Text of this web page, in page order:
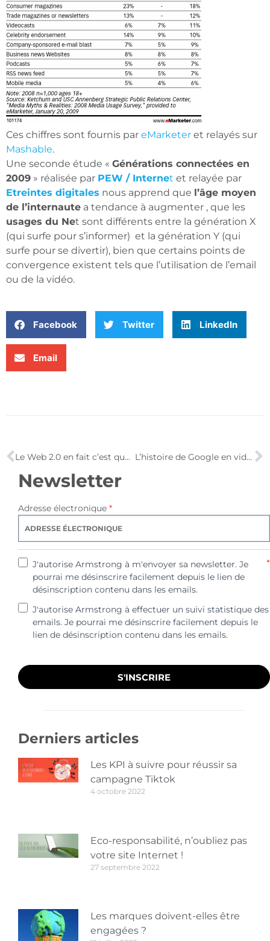
Ces chiffres sont fournis par eMarketer et relayés sur
Mashable.
Une seconde étude « Générations connectées en
2009 » réalisée par PEW / Internet et relayée par
Etreintes digitales nous apprend que l’âge moyen
de l’internaute a tendance à augmenter , que les
usages du Net sont différents entre la génération X
(qui surfe pour s’informer) et la génération Y (qui
surfe pour se divertir), bien que certains points de
convergence existent tels que l’utilisation de l’email
ou de la vidéo.
Facebook Twitter LinkedIn
Email
Le Web 2.0 en fait c’est que du pipo ! L’histoire de Google en vidéo
Newsletter
Adresse électronique *
J'autorise Armstrong à m'envoyer sa newsletter. Je
pourrai me désinscrire facilement depuis le lien de
désinscription contenu dans les emails.
*
J'autorise Armstrong à effectuer un suivi statistique des
emails. Je pourrai me désinscrire facilement depuis le
lien de désinscription contenu dans les emails.
S'INSCRIRE
Derniers articles
Les KPI à suivre pour réussir sa
campagne Tiktok
4 octobre 2022
Eco-responsabilité, n’oubliez pas
votre site Internet !
27 septembre 2022
Les marques doivent-elles être
engagées ?